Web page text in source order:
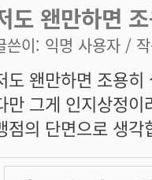
도 왠만하면
쓴이: 익명 사용자 /
도 왠만하면 조용
만 그게 인지상정
점의 단면으로 생